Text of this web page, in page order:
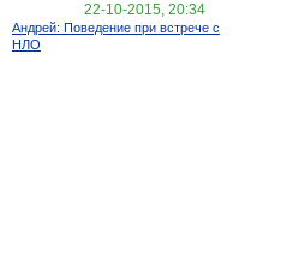
22-10-2015, 20:34
Андрей: Поведение при встрече с
НЛО